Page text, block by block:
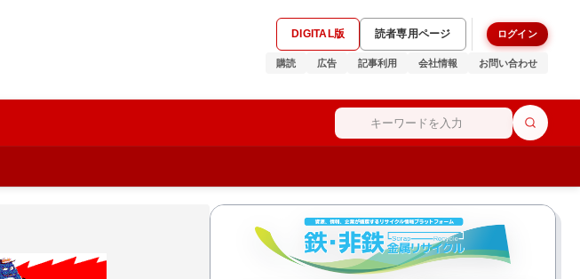
DIGITAL版 読者専用ページ ログイン
購読 広告 記事利用 会社情報 お問い合わせ